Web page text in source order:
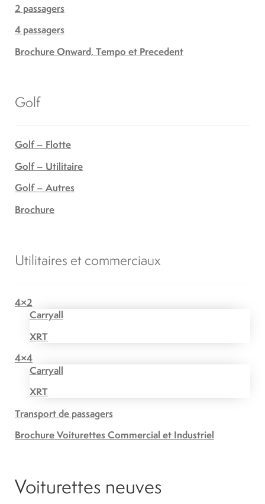
2 passagers
4 passagers
Brochure Onward, Tempo et Precedent
Golf
Golf – Flotte
Golf – Utilitaire
Golf – Autres
Brochure
Utilitaires et commerciaux
4×2
Carryall
XRT
4×4
Carryall
XRT
Transport de passagers
Brochure Voiturettes Commercial et Industriel
Voiturettes neuves